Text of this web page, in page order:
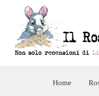
navigazione
primaria
contenuto
principale
Home